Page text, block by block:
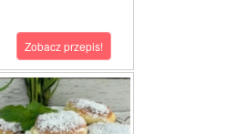
Zobacz przepis!